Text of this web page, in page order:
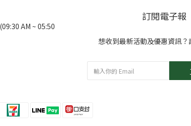
AM ~ 05:50
訂閱電子報
想收到最新活動及優惠資訊？